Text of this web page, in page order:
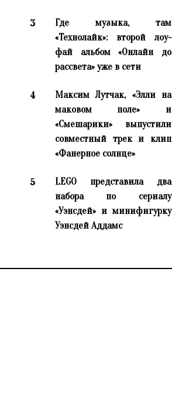
3
Где музыка, там
«Технолайк»: второй лоу-
фай альбом «Онлайн до
рассвета» уже в сети
4
Максим Лутчак, «Элли на
маковом поле» и
«Смешарики» выпустили
совместный трек и клип
«Фанерное солнце»
5
LEGO представила два
набора по сериалу
«Уэнсдей» и минифигурку
Уэнсдей Аддамс